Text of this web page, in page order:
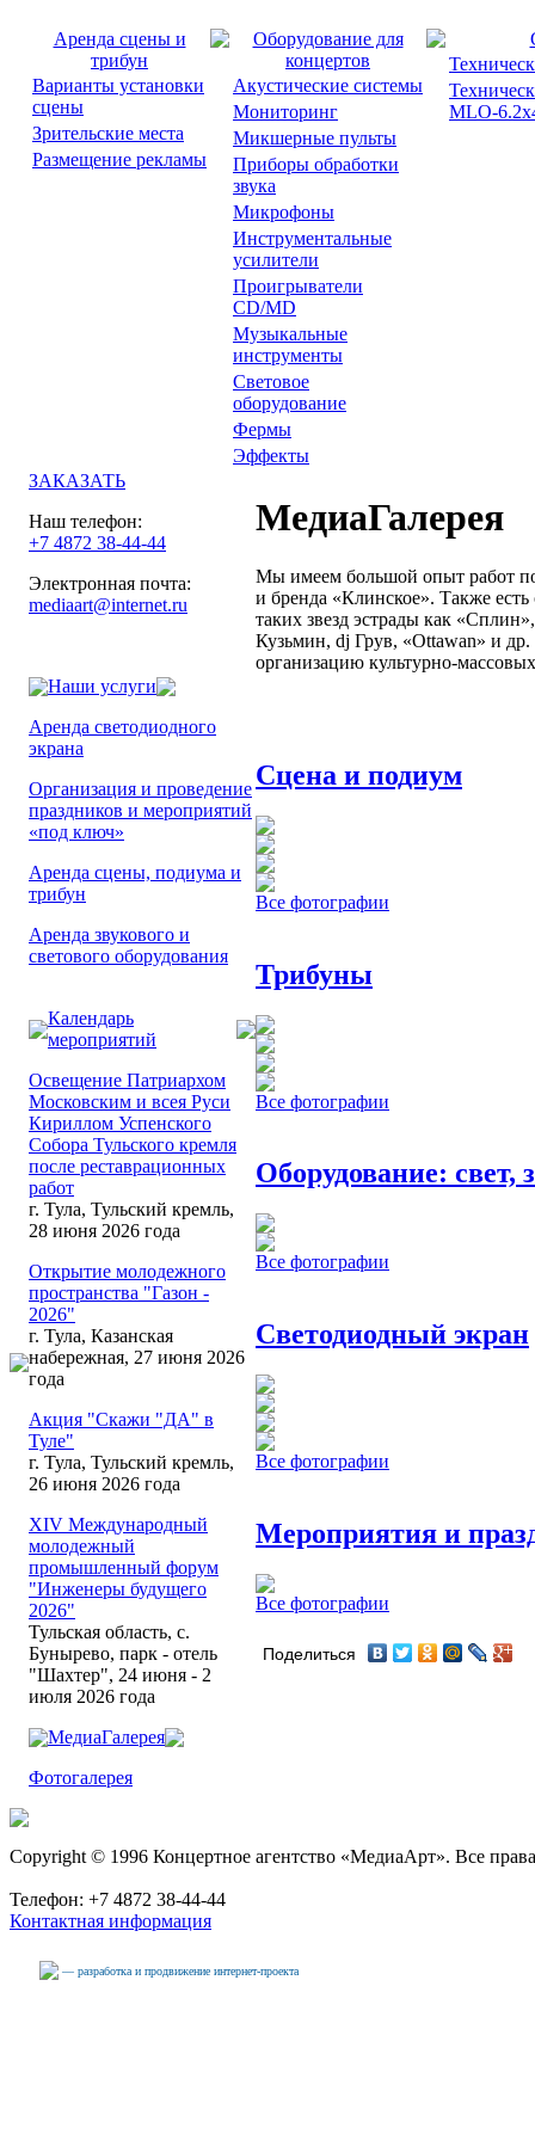
Аренда сцены и
трибун
Варианты установки
сцены
Зрительские места
Размещение рекламы
Оборудование для
концертов
Акустические системы
Мониторинг
Микшерные пульты
Приборы обработки
звука
Микрофоны
Инструментальные
усилители
Проигрыватели
CD/MD
Музыкальные
инструменты
Световое
оборудование
Фермы
Эффекты
MLO-
ЗАКАЗАТЬ
Наш телефон:
+7 4872 38-44-44
Электронная почта:
mediaart@internet.ru
Наши услуги
Аренда светодиодного
экрана
Организация и проведение
праздников и мероприятий
«под ключ»
Аренда сцены, подиума и
трибун
Аренда звукового и
светового оборудования
Календарь
мероприятий
Освещение Патриархом
Московским и всея Руси
Кириллом Успенского
Собора Тульского кремля
после реставрационных
работ
г. Тула, Тульский кремль,
28 июня 2026 года
Открытие молодежного
пространства "Газон -
2026"
г. Тула, Казанская
набережная, 27 июня 2026
года
Акция "Скажи "ДА" в
Туле"
г. Тула, Тульский кремль,
26 июня 2026 года
XIV Международный
молодежный
промышленный форум
"Инженеры будущего
2026"
Тульская область, с.
Бунырево, парк - отель
"Шахтер", 24 июня - 2
июля 2026 года
МедиаГалерея
Фотогалерея
МедиаГалерея
Мы имеем большой опыт работ
и бренда «Клинское». Также
таких звезд эстрады как
Кузьмин, dj Грув, «Ottawan» и
организацию культурно-
Сцена и подиум
Все фотографии
Трибуны
Все фотографии
Оборудование: свет,
Все фотографии
Светодиодный экран
Все фотографии
Мероприятия и
Все фотографии
Поделиться
Copyright © 1996 Концертное агентство «МедиаАрт». Все
Телефон: +7 4872 38-44-44
Контактная информация
— разработка и продвижение интернет-проекта